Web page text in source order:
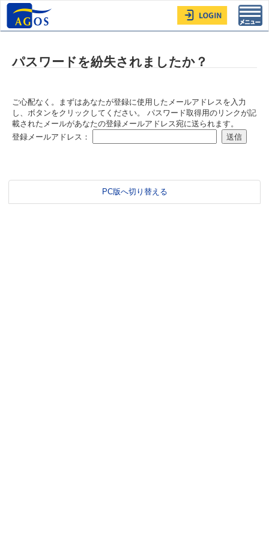
パスワードを紛失されましたか？
ご心配なく。まずはあなたが登録に使用したメールアドレスを入力
し、ボタンをクリックしてください。 パスワード取得用のリンクが記
載されたメールがあなたの登録メールアドレス宛に送られます。
登録メールアドレス：
PC版へ切り替える